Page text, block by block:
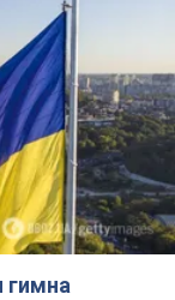
гимна
в школе
первый куплет